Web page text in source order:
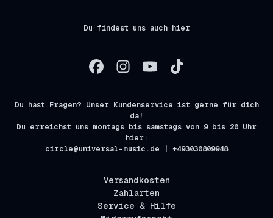
Du findest uns auch hier
Du hast Fragen? Unser Kundenservice ist gerne für dich
da!
Du erreichst uns montags bis samstags von 9 bis 20 Uhr
hier:
circle@universal-music.de | +493030809948
Versandkosten
Zahlarten
Service & Hilfe